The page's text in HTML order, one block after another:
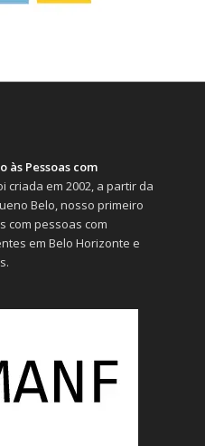
às Pessoas com
criada em 2002, a partir da
Belo, nosso primeiro
com pessoas com
em Belo Horizonte e